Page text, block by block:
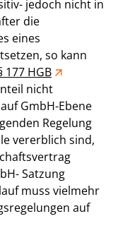
jedoch nicht in
die
eines
so kann
177 HGB
nicht
GmbH-Ebene
Regelung
vererblich sind,
Satzung
muss vielmehr
auf